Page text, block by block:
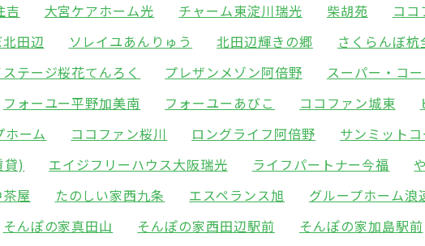
吉
大宮ケアホーム光 チャーム東淀川瑞光 柴胡苑 ココ
田辺 ソレイユあんりゅう 北田辺輝きの郷 さくらんぼ杭
テージ桜花てんろく プレザンメゾン阿倍野 スーパー・コ
フォーユー平野加美南 フォーユーあびこ ココファン城東
ホーム
ココファン桜川 ロングライフ阿倍野 サンミットコ
)
エイジフリーハウス大阪瑞光 ライフパートナー今福
屋 たのしい家西九条 エスペランス旭 グループホーム浪
そんぽの家真田山 そんぽの家西田辺駅前 そんぽの家加島駅前